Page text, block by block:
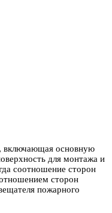
включающая основную
для монтажа и
соотношение сторон
сторон
пожарного